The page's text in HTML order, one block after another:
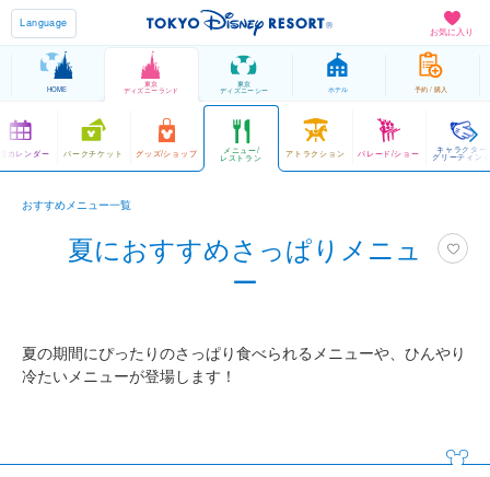
お気に入り
Language
HOME
東京
ディズニーランド
東京
ディズニーシー ホテル 予約 / 購入
カレンダー パークチケット グッズ/ショップ メニュー/
レストラン アトラクション パレード/ショー キャラクター
グリーティング
おすすめメニュー一覧
夏におすすめさっぱりメニュ
ー
夏の期間にぴったりのさっぱり食べられるメニューや、ひんやり
冷たいメニューが登場します！